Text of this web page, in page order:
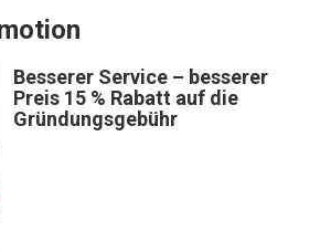
Besserer Service – besserer
Preis 15 % Rabatt auf die
Gründungsgebühr